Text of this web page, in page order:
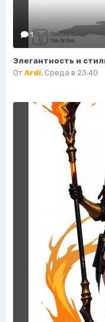
1
От Ardi, Среда в 23:40